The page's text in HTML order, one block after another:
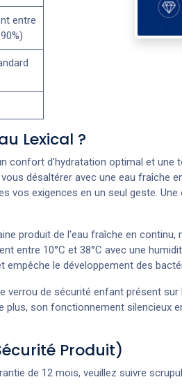
entre
Lexical ?
confort d'hydratation optimal et une
désaltérer avec une eau fraîche
vos exigences en un seul geste.
produit de l'eau fraîche en
entre 10°C et 38°C avec une
empêche le développement des
de sécurité enfant présent
son fonctionnement
Produit)
de 12 mois, veuillez suivre